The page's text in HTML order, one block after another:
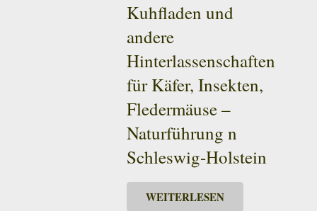
Kuhfladen und
andere
Hinterlassenschaften
für Käfer, Insekten,
Fledermäuse –
Naturführung n
Schleswig-Holstein
WEITERLESEN